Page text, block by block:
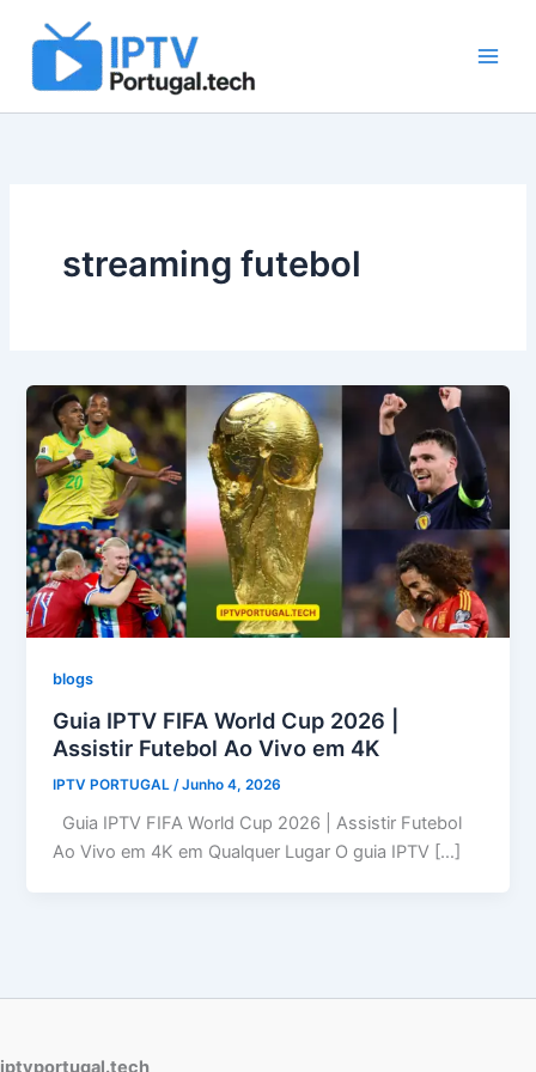
content
streaming futebol
blogs
Guia IPTV FIFA World Cup 2026 |
Assistir Futebol Ao Vivo em 4K
IPTV PORTUGAL /Junho 4, 2026
Guia IPTV FIFA World Cup 2026 | Assistir Futebol
Ao Vivo em 4K em Qualquer Lugar O guia IPTV […]
iptvportugal.tech